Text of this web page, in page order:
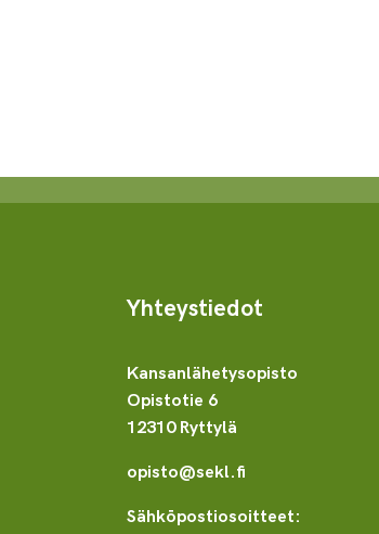
Yhteystiedot
Kansanlähetysopisto
Opistotie 6
12310 Ryttylä
opisto@sekl.fi
Sähköpostiosoitteet: